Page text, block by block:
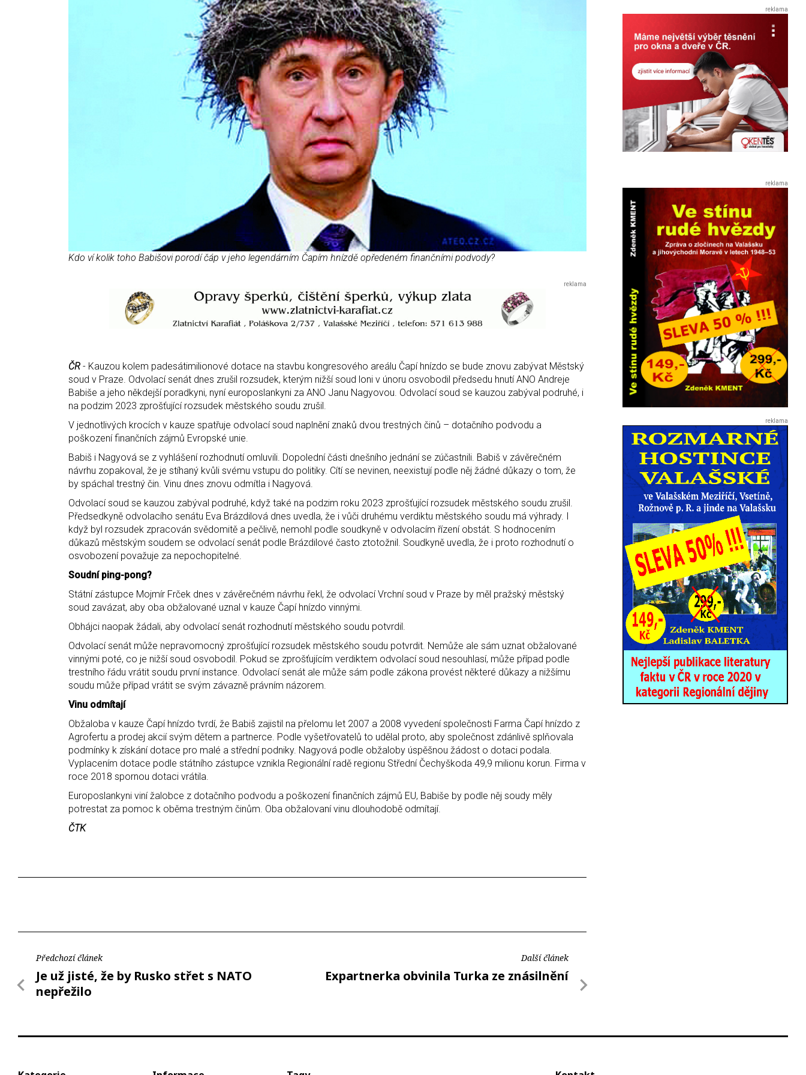
Kdo ví kolik toho Babišovi porodí čáp v jeho legendárním Čapím hnízdě opředeném finančními podvody?
ČR - Kauzou kolem padesátimilionové dotace na stavbu kongresového areálu Čapí hnízdo se bude znovu zabývat Městský
soud v Praze. Odvolací senát dnes zrušil rozsudek, kterým nižší soud loni v únoru osvobodil předsedu hnutí ANO Andreje
Babiše a jeho někdejší poradkyni, nyní europoslankyni za ANO Janu Nagyovou. Odvolací soud se kauzou zabýval podruhé, i
na podzim 2023 zprošťující rozsudek městského soudu zrušil.
V jednotlivých krocích v kauze spatřuje odvolací soud naplnění znaků dvou trestných činů – dotačního podvodu a
poškození finančních zájmů Evropské unie.
Babiš i Nagyová se z vyhlášení rozhodnutí omluvili. Dopolední části dnešního jednání se zúčastnili. Babiš v závěrečném
návrhu zopakoval, že je stíhaný kvůli svému vstupu do politiky. Cítí se nevinen, neexistují podle něj žádné důkazy o tom, že
by spáchal trestný čin. Vinu dnes znovu odmítla i Nagyová.
Odvolací soud se kauzou zabýval podruhé, když také na podzim roku 2023 zprošťující rozsudek městského soudu zrušil.
Předsedkyně odvolacího senátu Eva Brázdilová dnes uvedla, že i vůči druhému verdiktu městského soudu má výhrady. I
když byl rozsudek zpracován svědomitě a pečlivě, nemohl podle soudkyně v odvolacím řízení obstát. S hodnocením
důkazů městským soudem se odvolací senát podle Brázdilové často ztotožnil. Soudkyně uvedla, že i proto rozhodnutí o
osvobození považuje za nepochopitelné.
Soudní ping-pong?
Státní zástupce Mojmír Frček dnes v závěrečném návrhu řekl, že odvolací Vrchní soud v Praze by měl pražský městský
soud zavázat, aby oba obžalované uznal v kauze Čapí hnízdo vinnými.
Obhájci naopak žádali, aby odvolací senát rozhodnutí městského soudu potvrdil.
Odvolací senát může nepravomocný zprošťující rozsudek městského soudu potvrdit. Nemůže ale sám uznat obžalované
vinnými poté, co je nižší soud osvobodil. Pokud se zprošťujícím verdiktem odvolací soud nesouhlasí, může případ podle
trestního řádu vrátit soudu první instance. Odvolací senát ale může sám podle zákona provést některé důkazy a nižšímu
soudu může případ vrátit se svým závazně právním názorem.
Vinu odmítají
Obžaloba v kauze Čapí hnízdo tvrdí, že Babiš zajistil na přelomu let 2007 a 2008 vyvedení společnosti Farma Čapí hnízdo z
Agrofertu a prodej akcií svým dětem a partnerce. Podle vyšetřovatelů to udělal proto, aby společnost zdánlivě splňovala
podmínky k získání dotace pro malé a střední podniky. Nagyová podle obžaloby úspěšnou žádost o dotaci podala.
Vyplacením dotace podle státního zástupce vznikla Regionální radě regionu Střední Čechyškoda 49,9 milionu korun. Firma v
roce 2018 spornou dotaci vrátila.
Europoslankyni viní žalobce z dotačního podvodu a poškození finančních zájmů EU, Babiše by podle něj soudy měly
potrestat za pomoc k oběma trestným činům. Oba obžalovaní vinu dlouhodobě odmítají.
ČTK
Předchozí článek
Je už jisté, že by Rusko střet s NATO
nepřežilo
Další článek
Expartnerka obvinila Turka ze znásilnění